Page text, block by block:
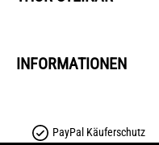
INFORMATIONEN
PayPal Käuferschutz